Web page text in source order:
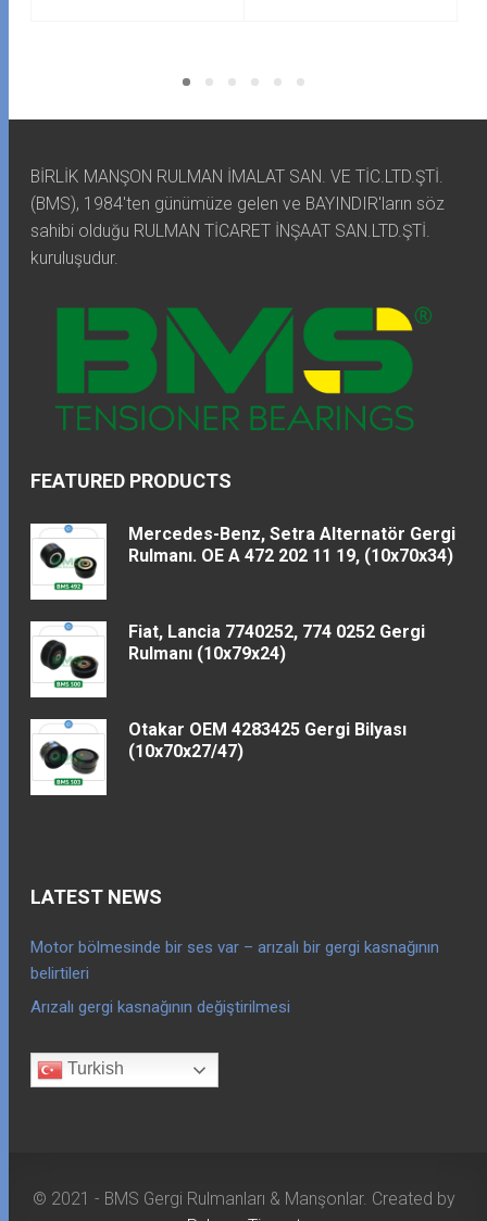
BİRLİK MANŞON RULMAN İMALAT SAN. VE TİC.LTD.ŞTİ.
(BMS), 1984'ten günümüze gelen ve BAYINDIR'ların söz
sahibi olduğu RULMAN TİCARET İNŞAAT SAN.LTD.ŞTİ.
kuruluşudur.
FEATURED PRODUCTS
Mercedes-Benz, Setra Alternatör Gergi
Rulmanı. OE A 472 202 11 19, (10x70x34)
Fiat, Lancia 7740252, 774 0252 Gergi
Rulmanı (10x79x24)
Otakar OEM 4283425 Gergi Bilyası
(10x70x27/47)
LATEST NEWS
Motor bölmesinde bir ses var – arızalı bir gergi kasnağının
belirtileri
Arızalı gergi kasnağının değiştirilmesi
Turkish
© 2021 - BMS Gergi Rulmanları & Manşonlar. Created by